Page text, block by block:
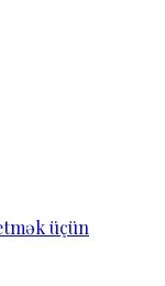
üçün